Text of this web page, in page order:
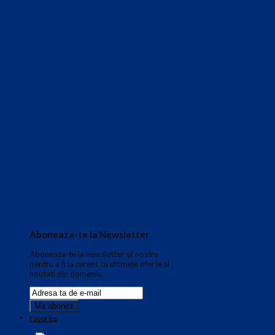
Aboneaza-te la Newsletter
Aboneaza-te la newsletter-ul nostru
pentru a fi la curent cu ultimele oferte si
noutati din domeniu.
Favorite